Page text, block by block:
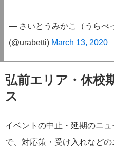
— さいとうみかこ（うらべ
(@urabetti) March 13, 2020
弘前エリア・休校
ス
イベントの中止・延期のニ
で、対応策・受け入れなど